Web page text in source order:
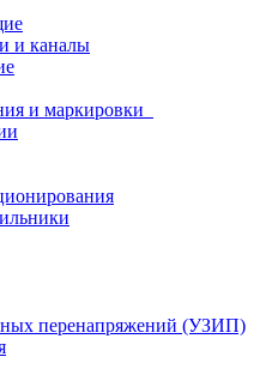
и каналы
и маркировки
перенапряжений (УЗИП)